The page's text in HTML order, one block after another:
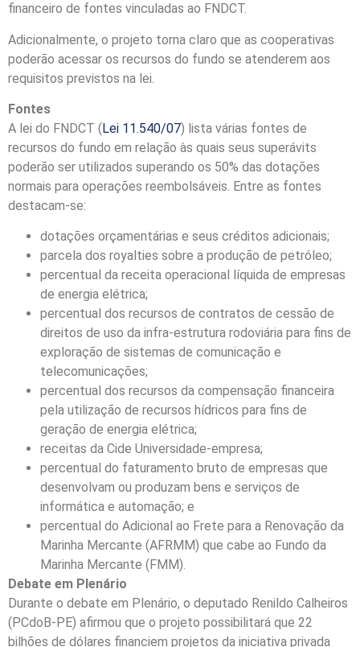
financeiro de fontes vinculadas ao FNDCT.
Adicionalmente, o projeto torna claro que as cooperativas
poderão acessar os recursos do fundo se atenderem aos
requisitos previstos na lei.
Fontes
A lei do FNDCT (Lei 11.540/07) lista várias fontes de
recursos do fundo em relação às quais seus superávits
poderão ser utilizados superando os 50% das dotações
normais para operações reembolsáveis. Entre as fontes
destacam-se:
dotações orçamentárias e seus créditos adicionais;
parcela dos royalties sobre a produção de petróleo;
percentual da receita operacional líquida de empresas
de energia elétrica;
percentual dos recursos de contratos de cessão de
direitos de uso da infra-estrutura rodoviária para fins de
exploração de sistemas de comunicação e
telecomunicações;
percentual dos recursos da compensação financeira
pela utilização de recursos hídricos para fins de
geração de energia elétrica;
receitas da Cide Universidade-empresa;
percentual do faturamento bruto de empresas que
desenvolvam ou produzam bens e serviços de
informática e automação; e
percentual do Adicional ao Frete para a Renovação da
Marinha Mercante (AFRMM) que cabe ao Fundo da
Marinha Mercante (FMM).
Debate em Plenário
Durante o debate em Plenário, o deputado Renildo Calheiros
(PCdoB-PE) afirmou que o projeto possibilitará que 22
bilhões de dólares financiem projetos da iniciativa privada